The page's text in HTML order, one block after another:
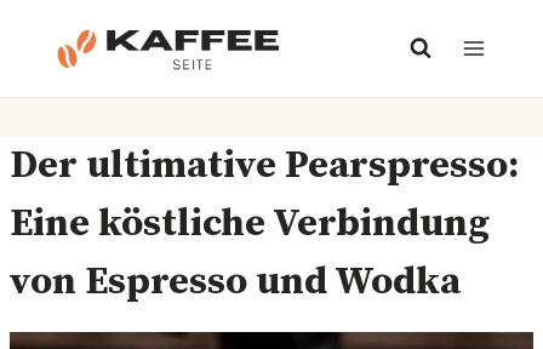
Der ultimative Pearspresso:
Eine köstliche Verbindung
von Espresso und Wodka